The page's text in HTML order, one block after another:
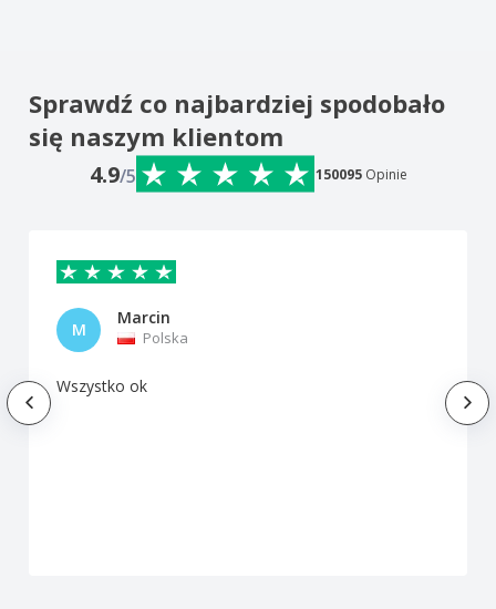
Sprawdź co najbardziej spodobało
się naszym klientom
4.9/5 150095 Opinie
M
Marcin
Polska
Wszystko ok